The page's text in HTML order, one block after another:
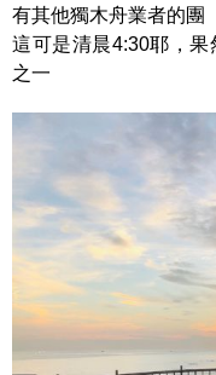
有其他獨木舟業者的團
這可是清晨4:30耶，
之一